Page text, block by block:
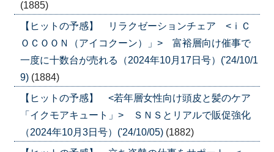
(1885)
【ヒットの予感】 リラクゼーションチェア <ｉＣ
ＯＣＯＯＮ（アイコクーン）」> 富裕層向け催事で
一度に十数台が売れる（2024年10月17日号）('24/10/1
9) (1884)
【ヒットの予感】 <若年層女性向け頭皮と髪のケア
「イクモアキュート」> ＳＮＳとリアルで販促強化
（2024年10月3日号）('24/10/05) (1882)